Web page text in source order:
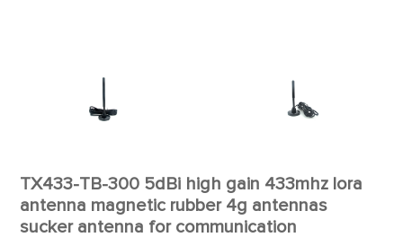
TX433-TB-300 5dBi high gain 433mhz lora
antenna magnetic rubber 4g antennas
sucker antenna for communication